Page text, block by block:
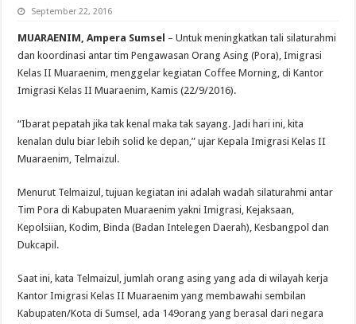
September 22, 2016
MUARAENIM, Ampera Sumsel – Untuk meningkatkan tali silaturahmi
dan koordinasi antar tim Pengawasan Orang Asing (Pora), Imigrasi
Kelas II Muaraenim, menggelar kegiatan Coffee Morning, di Kantor
Imigrasi Kelas II Muaraenim, Kamis (22/9/2016).
“Ibarat pepatah jika tak kenal maka tak sayang. Jadi hari ini, kita
kenalan dulu biar lebih solid ke depan,” ujar Kepala Imigrasi Kelas II
Muaraenim, Telmaizul.
Menurut Telmaizul, tujuan kegiatan ini adalah wadah silaturahmi antar
Tim Pora di Kabupaten Muaraenim yakni Imigrasi, Kejaksaan,
Kepolsiian, Kodim, Binda (Badan Intelegen Daerah), Kesbangpol dan
Dukcapil.
Saat ini, kata Telmaizul, jumlah orang asing yang ada di wilayah kerja
Kantor Imigrasi Kelas II Muaraenim yang membawahi sembilan
Kabupaten/Kota di Sumsel, ada 149orang yang berasal dari negara